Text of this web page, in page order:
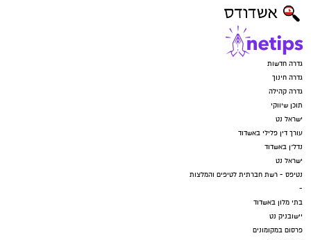
גדרה חדשות
גדרה חינוך
גדרה קהילה
תוכן שיווקי
ישראל נט
עורך דין פלילי באשדוד
נדל"ן באשדוד
ישראל נט
נטיפס - רשת חברתית לטיפים והמלצות
-
בתי מלון באשדוד
יישובניק נט
פרסום במקומונים